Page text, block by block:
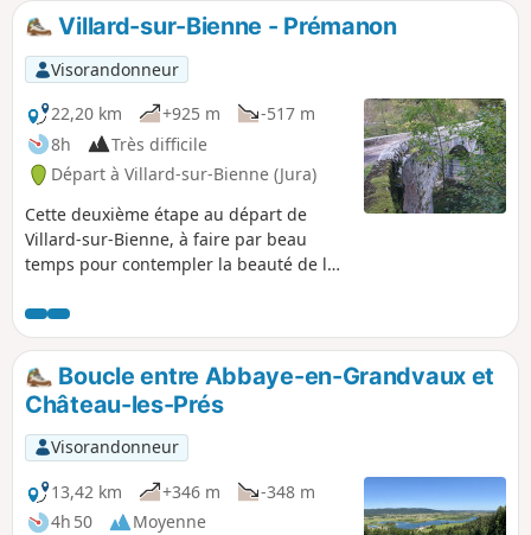
Villard-sur-Bienne - Prémanon
Visorandonneur
22,20 km
+925 m
-517 m
8h
Très difficile
Départ à Villard-sur-Bienne (Jura)
Cette deuxième étape au départ de
Villard-sur-Bienne, à faire par beau
temps pour contempler la beauté de la
jusque Prémanon en traversant la vallée
de la Bienne. Les deux premiers
kilomètres sont une partie descendante
au milieu de la forêt qui vous amènera
jusqu’au Pont de Longchaumois. C’est à
partir de là que le choses sérieuses
commencent, avec 14 km d'ascension,
pour atteindre la Combe du Mont Fier
avant de descendre sur Prémanon.
Boucle entre Abbaye-en-Grandvaux et
Château-les-Prés
Visorandonneur
13,42 km
+346 m
-348 m
4h 50
Moyenne